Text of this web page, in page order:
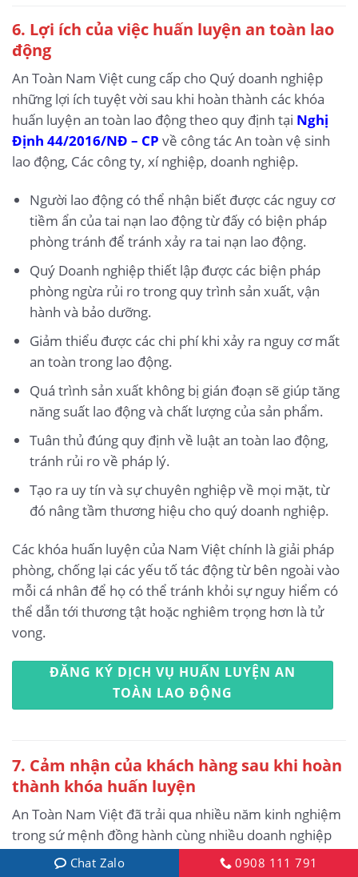
6. Lợi ích của việc huấn luyện an toàn lao
động
An Toàn Nam Việt cung cấp cho Quý doanh nghiệp
những lợi ích tuyệt vời sau khi hoàn thành các khóa
huấn luyện an toàn lao động theo quy định tại Nghị
Định 44/2016/NĐ – CP về công tác An toàn vệ sinh
lao động, Các công ty, xí nghiệp, doanh nghiệp.
Người lao động có thể nhận biết được các nguy cơ
tiềm ẩn của tai nạn lao động từ đấy có biện pháp
phòng tránh để tránh xảy ra tai nạn lao động.
Quý Doanh nghiệp thiết lập được các biện pháp
phòng ngừa rủi ro trong quy trình sản xuất, vận
hành và bảo dưỡng.
Giảm thiểu được các chi phí khi xảy ra nguy cơ mất
an toàn trong lao động.
Quá trình sản xuất không bị gián đoạn sẽ giúp tăng
năng suất lao động và chất lượng của sản phẩm.
Tuân thủ đúng quy định về luật an toàn lao động,
tránh rủi ro về pháp lý.
Tạo ra uy tín và sự chuyên nghiệp về mọi mặt, từ
đó nâng tầm thương hiệu cho quý doanh nghiệp.
Các khóa huấn luyện của Nam Việt chính là giải pháp
phòng, chống lại các yếu tố tác động từ bên ngoài vào
mỗi cá nhân để họ có thể tránh khỏi sự nguy hiểm có
thể dẫn tới thương tật hoặc nghiêm trọng hơn là tử
vong.
ĐĂNG KÝ DỊCH VỤ HUẤN LUYỆN AN
TOÀN LAO ĐỘNG
7. Cảm nhận của khách hàng sau khi hoàn
thành khóa huấn luyện
An Toàn Nam Việt đã trải qua nhiều năm kinh nghiệm
trong sứ mệnh đồng hành cùng nhiều doanh nghiệp
tại Việt Nam nói chung và tại các tỉnh miền nam nói
Chat Zalo 0908 111 791